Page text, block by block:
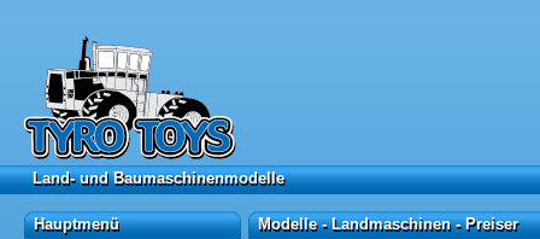
Land- und Baumaschinenmodelle
Land- und Baumaschinenmodelle
Hauptmenü
Hauptmenü
Modelle - Landmaschinen - Preiser
Modelle - Landmaschinen - Preiser